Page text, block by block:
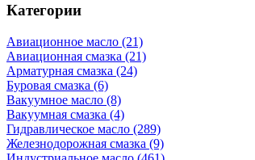
Категории
Авиационное масло (21)
Авиационная смазка (21)
Арматурная смазка (24)
Буровая смазка (6)
Вакуумное масло (8)
Вакуумная смазка (4)
Гидравлическое масло (289)
Железнодорожная смазка (9)